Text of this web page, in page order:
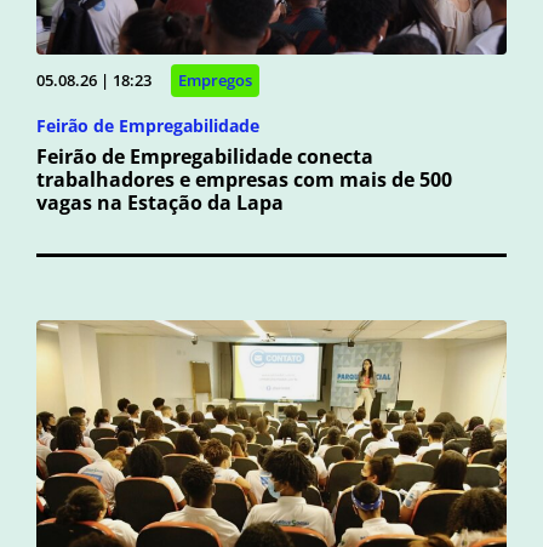
05.08.26 | 18:23 Empregos
Feirão de Empregabilidade
Feirão de Empregabilidade conecta
trabalhadores e empresas com mais de 500
vagas na Estação da Lapa